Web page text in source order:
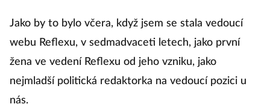
Jako by to bylo včera, když jsem se stala vedoucí
webu Reflexu, v sedmadvaceti letech, jako první
žena ve vedení Reflexu od jeho vzniku, jako
nejmladší politická redaktorka na vedoucí pozici u
nás.